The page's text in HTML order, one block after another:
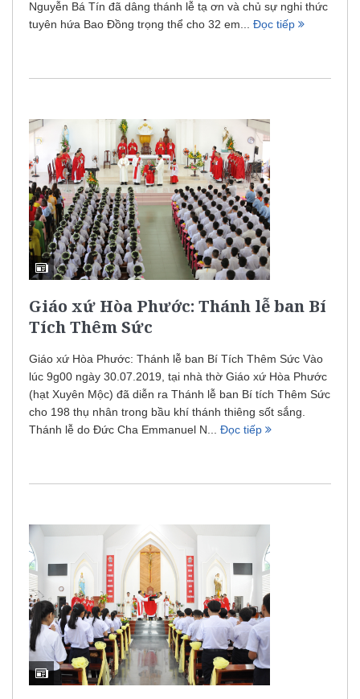
Nguyễn Bá Tín đã dâng thánh lễ tạ ơn và chủ sự nghi thức
tuyên hứa Bao Đồng trọng thể cho 32 em... Đọc tiếp
Giáo xứ Hòa Phước: Thánh lễ ban Bí
Tích Thêm Sức
Giáo xứ Hòa Phước: Thánh lễ ban Bí Tích Thêm Sức Vào
lúc 9g00 ngày 30.07.2019, tại nhà thờ Giáo xứ Hòa Phước
(hạt Xuyên Mộc) đã diễn ra Thánh lễ ban Bí tích Thêm Sức
cho 198 thụ nhân trong bầu khí thánh thiêng sốt sắng.
Thánh lễ do Đức Cha Emmanuel N... Đọc tiếp